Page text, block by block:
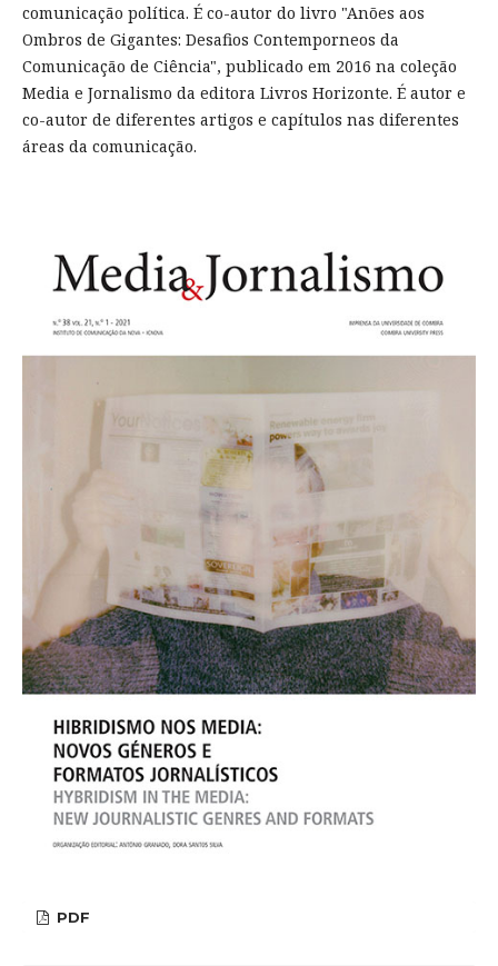
comunicação política. É co-autor do livro "Anões aos
Ombros de Gigantes: Desafios Contemporneos da
Comunicação de Ciência", publicado em 2016 na coleção
Media e Jornalismo da editora Livros Horizonte. É autor e
co-autor de diferentes artigos e capítulos nas diferentes
áreas da comunicação.
PDF